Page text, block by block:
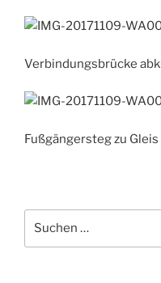
Verbindungsbrücke
Fußgängersteg zu Gleis
nach: